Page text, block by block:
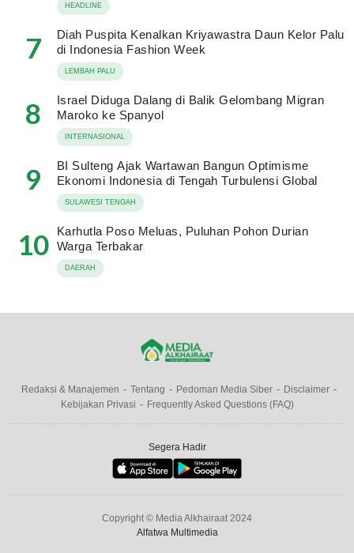
HEADLINE
7
Diah Puspita Kenalkan Kriyawastra Daun Kelor Palu
di Indonesia Fashion Week
LEMBAH PALU
8
Israel Diduga Dalang di Balik Gelombang Migran
Maroko ke Spanyol
INTERNASIONAL
9
BI Sulteng Ajak Wartawan Bangun Optimisme
Ekonomi Indonesia di Tengah Turbulensi Global
SULAWESI TENGAH
10
Karhutla Poso Meluas, Puluhan Pohon Durian
Warga Terbakar
DAERAH
Redaksi & Manajemen Tentang Pedoman Media Siber
Disclaimer
Kebijakan Privasi
Frequently Asked Questions (FAQ)
Segera Hadir
Copyright © Media Alkhairaat 2024
Alfatwa Multimedia